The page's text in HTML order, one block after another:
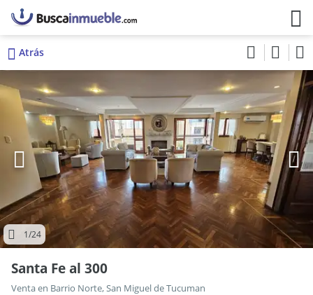
Atrás
1/24
Santa Fe al 300
Venta en Barrio Norte, San Miguel de Tucuman